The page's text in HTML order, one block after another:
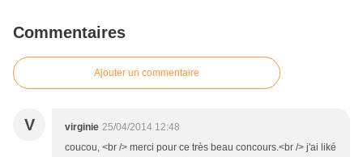
Commentaires
Ajouter un commentaire
V virginie 25/04/2014 12:48
coucou, <br /> merci pour ce très beau concours.<br /> j'ai liké